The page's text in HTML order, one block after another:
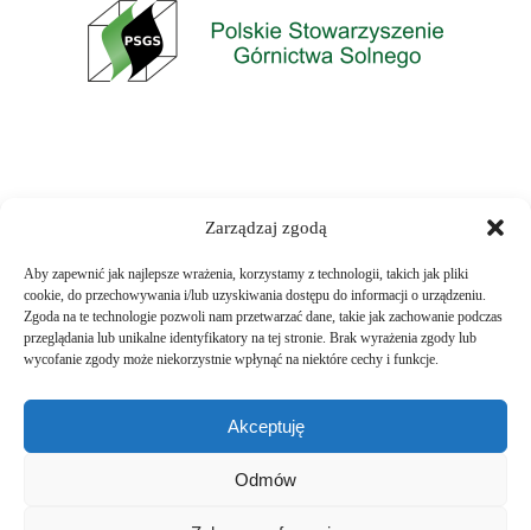
Zarządzaj zgodą
Aby zapewnić jak najlepsze wrażenia, korzystamy z technologii, takich jak pliki
cookie, do przechowywania i/lub uzyskiwania dostępu do informacji o urządzeniu.
Zgoda na te technologie pozwoli nam przetwarzać dane, takie jak zachowanie podczas
przeglądania lub unikalne identyfikatory na tej stronie. Brak wyrażenia zgody lub
wycofanie zgody może niekorzystnie wpłynąć na niektóre cechy i funkcje.
Akceptuję
Odmów